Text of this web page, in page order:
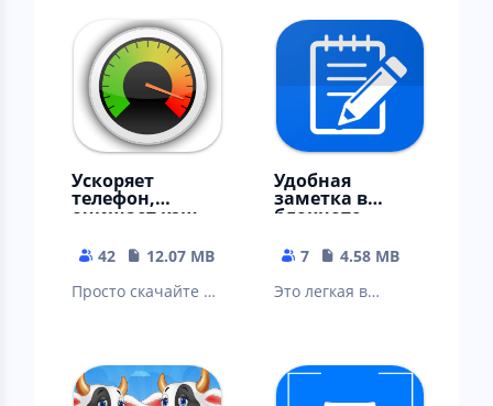
Ускоряет
телефон,
очищает кэш
ватсап
42
12.07 MB
Просто скачайте и
Удобная
заметка в
блокноте -
заметок
7
4.58 MB
Это легкая в
записная книжка
для Android